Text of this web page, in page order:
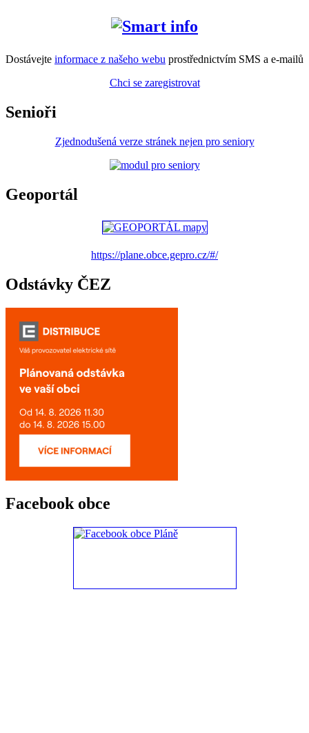
Dostávejte informace z našeho webu prostřednictvím SMS a e-mailů
Chci se zaregistrovat
Senioři
Zjednodušená verze stránek nejen pro seniory
Geoportál
https://plane.obce.gepro.cz/#/
Odstávky ČEZ
Facebook obce